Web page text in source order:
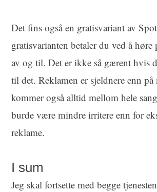
Det fins også en gratisvariant av
gratisvarianten betaler du ved å høre
av og til. Det er ikke så gærent hvis
til det. Reklamen er sjeldnere enn
kommer også alltid mellom hele
burde være mindre irritere enn for
reklame.
I sum
Jeg skal fortsette med begge